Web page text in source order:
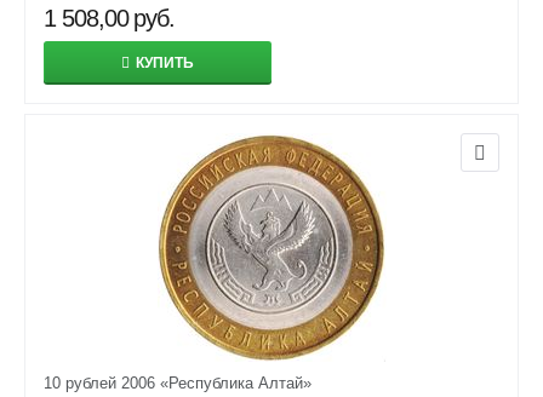
1 508,00 руб.
КУПИТЬ
10 рублей 2006 «Республика Алтай»